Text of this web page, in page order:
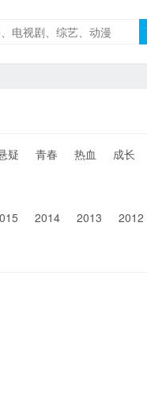
疑 青春 热血 成长
2014 2013 2012